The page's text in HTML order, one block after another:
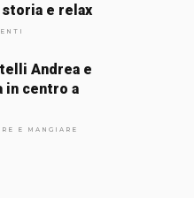
e relax
Andrea e
in centro a
E MANGIARE